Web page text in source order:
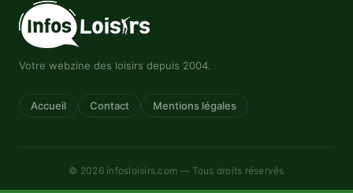
Votre webzine des loisirs depuis 2004.
Accueil Contact Mentions légales
© 2026 infosloisirs.com — Tous droits réservés